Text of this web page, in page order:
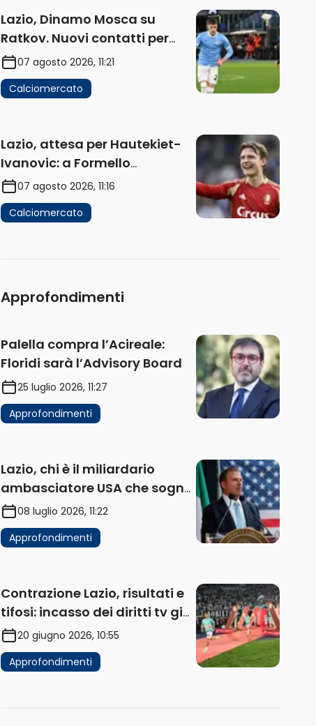
Lazio, Dinamo Mosca su
Ratkov. Nuovi contatti per
Pinamonti
07 agosto 2026, 11:21
Calciomercato
Lazio, attesa per Hautekiet-
Ivanovic: a Formello
attendono risposte
07 agosto 2026, 11:16
Calciomercato
Approfondimenti
Palella compra l’Acireale:
Floridi sarà l’Advisory Board
25 luglio 2026, 11:27
Approfondimenti
Lazio, chi è il miliardario
ambasciatore USA che sogna
di acquistare un club in Italia
08 luglio 2026, 11:22
Approfondimenti
Contrazione Lazio, risultati e
tifosi: incasso dei diritti tv già
in flessione
20 giugno 2026, 10:55
Approfondimenti